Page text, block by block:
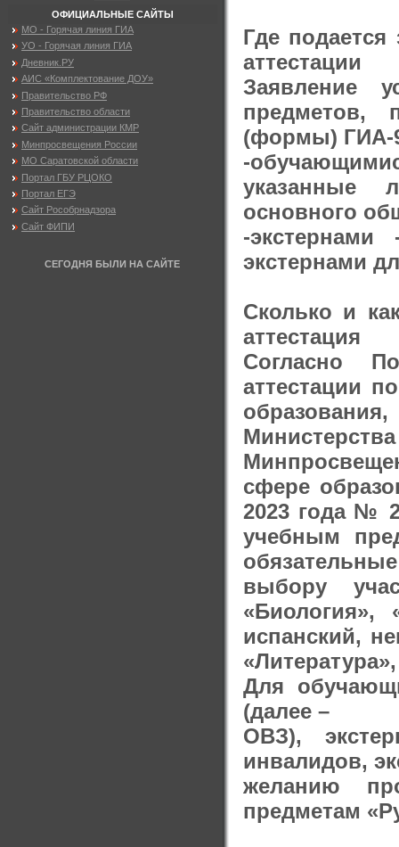
Где подается
аттестации
Заявление
предметов,
(формы) ГИА-
-
указанные
основного
-
экстернами
Сколько и
аттестация
Согласно
аттестации
сфере
2023 года №
учебным
выбору
«Биология»,
испанский,
Для
(далее –
ОВЗ),
инвалидов,
желанию
предметам
ОФИЦИАЛЬНЫЕ САЙТЫ
МО - Горячая линия ГИА
УО - Горячая линия ГИА
Дневник.РУ
АИС «Комплектование ДОУ»
Правительство РФ
Правительство области
Сайт администрации КМР
Минпросвещения России
МО Саратовской области
Портал ГБУ РЦОКО
Портал ЕГЭ
Сайт Рособрнадзора
Сайт ФИПИ
СЕГОДНЯ БЫЛИ НА САЙТЕ